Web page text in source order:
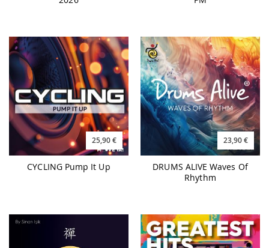
25,90 €
CYCLING Pump It Up
23,90 €
DRUMS ALIVE Waves Of
Rhythm